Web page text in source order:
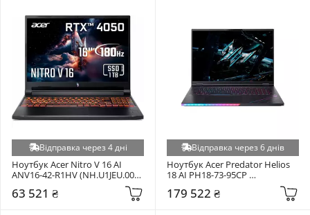
Відправка через 4 дні
Ноутбук Acer Nitro V 16 AI
ANV16-42-R1HV (NH.U1JEU.008)
63 521 ₴
Відправка через 6 днів
Ноутбук Acer Predator Helios
18 AI PH18-73-95CP
179 522 ₴